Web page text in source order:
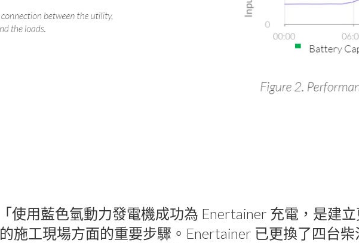
「使用藍色氫動力發電機成功為 Enertainer 充電，是建
的施工現場方面的重要步驟。Enertainer 已更換了四台